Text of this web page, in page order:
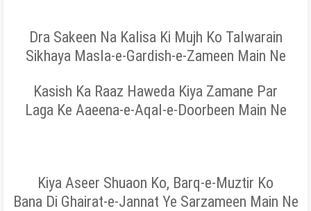
Dra Sakeen Na Kalisa Ki Mujh Ko Talwarain
Sikhaya Masla-e-Gardish-e-Zameen Main Ne
Kasish Ka Raaz Haweda Kiya Zamane Par
Laga Ke Aaeena-e-Aqal-e-Doorbeen Main Ne
Kiya Aseer Shuaon Ko, Barq-e-Muztir Ko
Bana Di Ghairat-e-Jannat Ye Sarzameen Main Ne